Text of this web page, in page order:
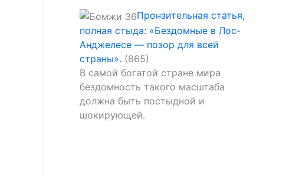
Пронзительная статья,
полная стыда: «Бездомные в Лос-
Анджелесе — позор для всей
страны». (865)
В самой богатой стране мира
бездомность такого масштаба
должна быть постыдной и
шокирующей.